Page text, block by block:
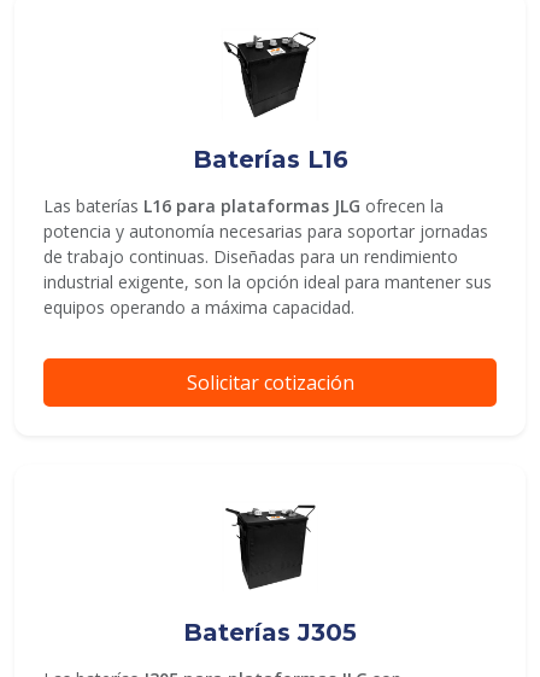
ENVIAR
Baterías L16
Las baterías L16 para plataformas JLG ofrecen la
potencia y autonomía necesarias para soportar jornadas
de trabajo continuas. Diseñadas para un rendimiento
industrial exigente, son la opción ideal para mantener sus
equipos operando a máxima capacidad.
Solicitar cotización
Baterías J305